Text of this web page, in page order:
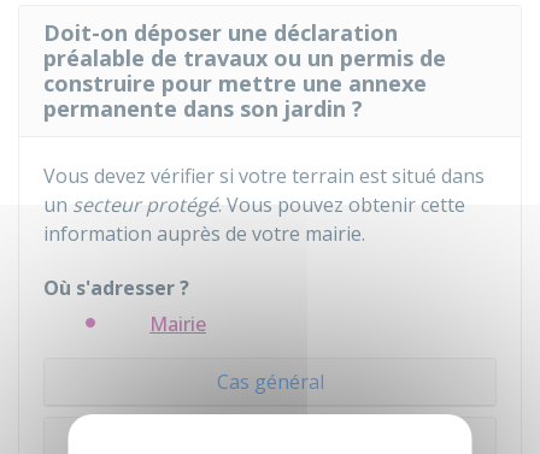
Doit-on déposer une déclaration
préalable de travaux ou un permis de
construire pour mettre une annexe
permanente dans son jardin ?
Vous devez vérifier si votre terrain est situé dans
un secteur protégé. Vous pouvez obtenir cette
information auprès de votre mairie.
Où s'adresser ?
Mairie
Cas général